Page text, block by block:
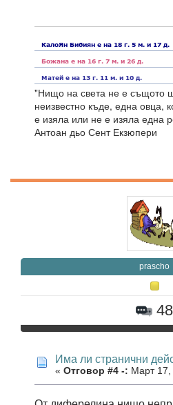
"Нищо на света не е същото
неизвестно къде, една овца,
е изяла или не е изяла една
Антоан дьо Сент Екзюпери
prascho
48
Има ли странични
« Отговор #4 -: Март